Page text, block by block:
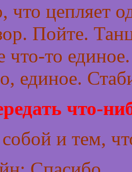
что цепляет
Пойте.
что-то
единое.
что-
и тем,